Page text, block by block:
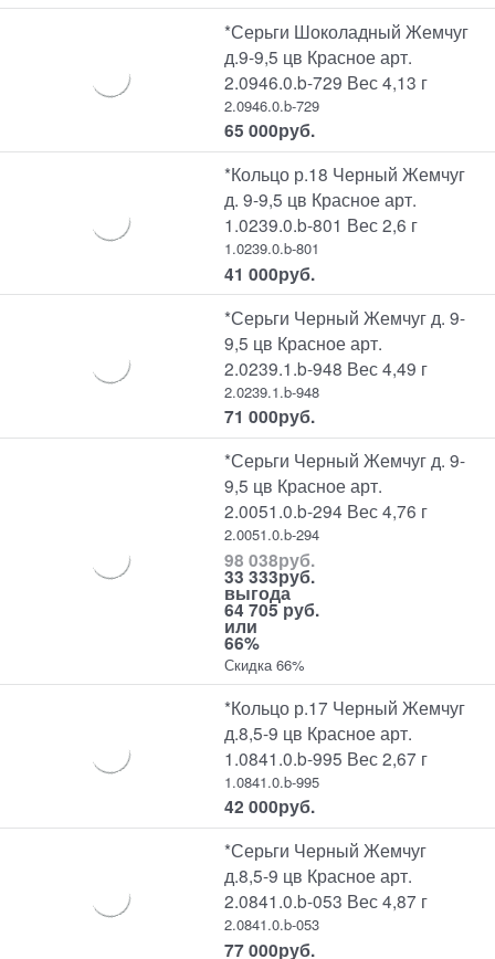
*Серьги Шоколадный Жемчуг
д.9-9,5 цв Красное арт.
2.0946.0.b-729 Вес 4,13 г
2.0946.0.b-729
65 000руб.
*Кольцо р.18 Черный Жемчуг
д. 9-9,5 цв Красное арт.
1.0239.0.b-801 Вес 2,6 г
1.0239.0.b-801
41 000руб.
*Серьги Черный Жемчуг д. 9-
9,5 цв Красное арт.
2.0239.1.b-948 Вес 4,49 г
2.0239.1.b-948
71 000руб.
*Серьги Черный Жемчуг д. 9-
9,5 цв Красное арт.
2.0051.0.b-294 Вес 4,76 г
2.0051.0.b-294
98 038руб.
33 333руб.
выгода
64 705 руб.
или
66%
Скидка 66%
*Кольцо р.17 Черный Жемчуг
д.8,5-9 цв Красное арт.
1.0841.0.b-995 Вес 2,67 г
1.0841.0.b-995
42 000руб.
*Серьги Черный Жемчуг
д.8,5-9 цв Красное арт.
2.0841.0.b-053 Вес 4,87 г
2.0841.0.b-053
77 000руб.